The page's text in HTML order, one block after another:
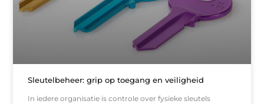
Sleutelbeheer: grip op toegang en veiligheid
In iedere organisatie is controle over fysieke sleutels